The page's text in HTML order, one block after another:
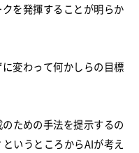
を発揮することが明らか
変わって何かしらの目標
ための手法を提示するの
いうところからAIが考え